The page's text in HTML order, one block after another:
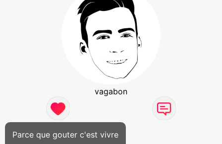
vagabon
Parce que gouter c'est vivre